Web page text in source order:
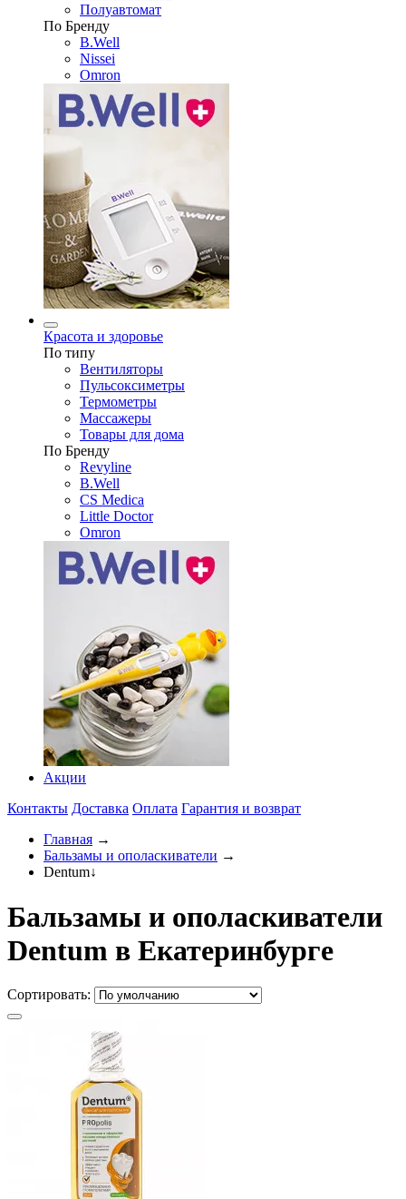
Полуавтомат
По Бренду
B.Well
Nissei
Omron
Красота и здоровье
По типу
Вентиляторы
Пульсоксиметры
Термометры
Массажеры
Товары для дома
По Бренду
Revyline
B.Well
CS Medica
Little Doctor
Omron
Акции
Контакты Доставка Оплата Гарантия и возврат
Главная →
Бальзамы и ополаскиватели →
Dentum↓
Бальзамы и ополаскиватели
Dentum в Екатеринбурге
Сортировать: